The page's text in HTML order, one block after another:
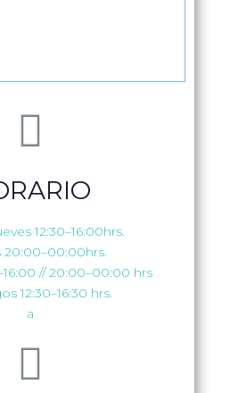
12:30–16:00hrs.
20:00–00:00hrs.
// 20:00–00:00 hrs
12:30–16:30 hrs.
a